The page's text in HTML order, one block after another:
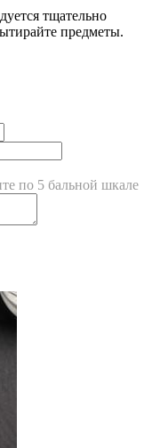
тщательно
предметы.
по 5 бальной шкале